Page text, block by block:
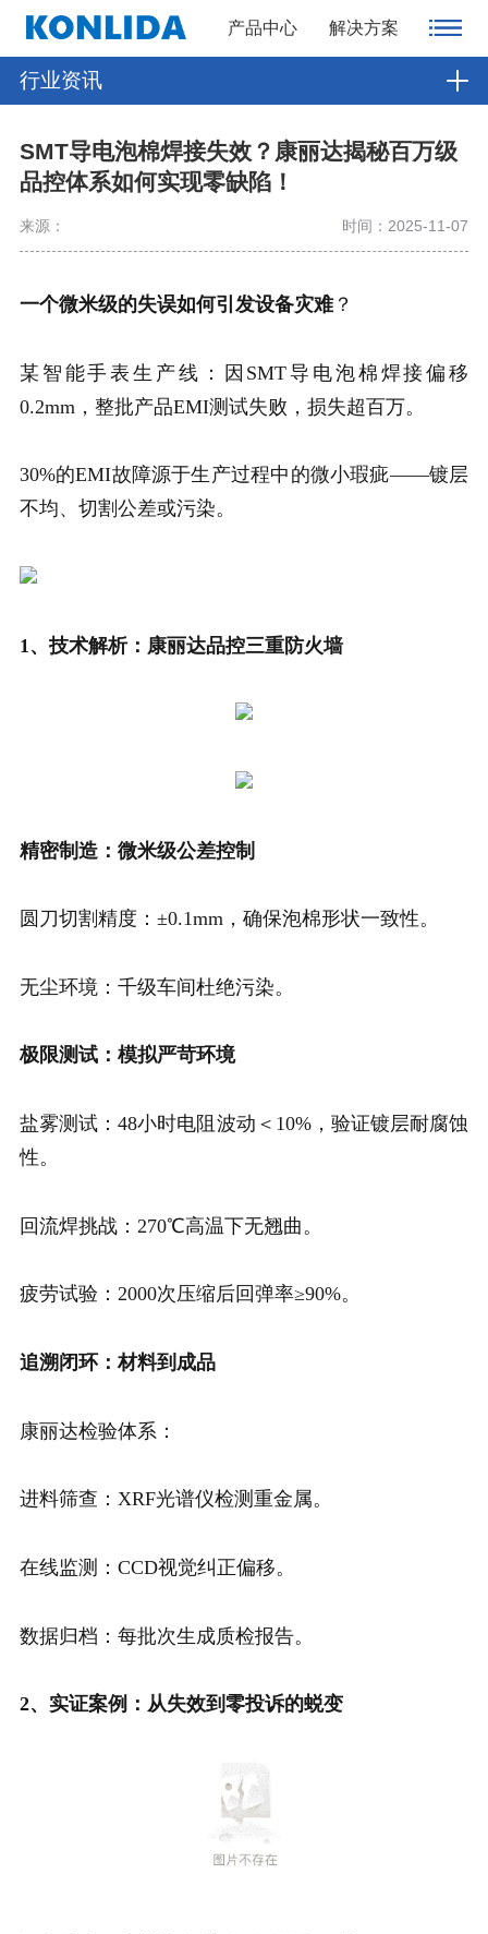
产品中心 解决方案
行业资讯
SMT导电泡棉焊接失效？康丽达揭秘百万级
品控体系如何实现零缺陷！
来源： 时间：2025-11-07
一个微米级的失误如何引发设备灾难？
某智能手表生产线：因SMT导电泡棉焊接偏移
0.2mm，整批产品EMI测试失败，损失超百万。
30%的EMI故障源于生产过程中的微小瑕疵——镀层
不均、切割公差或污染。
1、技术解析：康丽达品控三重防火墙
精密制造：微米级公差控制
圆刀切割精度：±0.1mm，确保泡棉形状一致性。
无尘环境：千级车间杜绝污染。
极限测试：模拟严苛环境
盐雾测试：48小时电阻波动＜10%，验证镀层耐腐蚀
性。
回流焊挑战：270℃高温下无翘曲。
疲劳试验：2000次压缩后回弹率≥90%。
追溯闭环：材料到成品
康丽达检验体系：
进料筛查：XRF光谱仪检测重金属。
在线监测：CCD视觉纠正偏移。
数据归档：每批次生成质检报告。
2、实证案例：从失效到零投诉的蜕变